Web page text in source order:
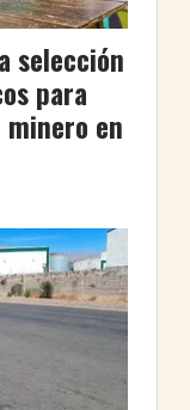
selección
para
en